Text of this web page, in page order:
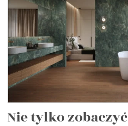
Nie tylko